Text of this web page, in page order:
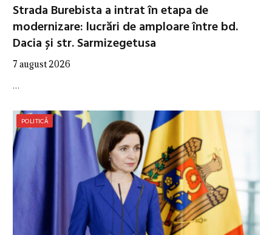
Strada Burebista a intrat în etapa de
modernizare: lucrări de amploare între bd.
Dacia și str. Sarmizegetusa
7 august 2026
…
POLITICĂ